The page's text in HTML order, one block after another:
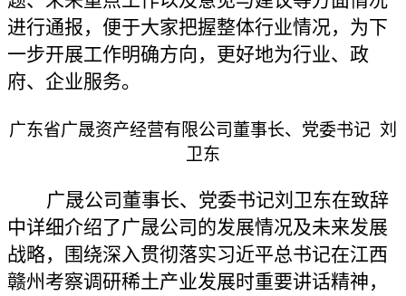
进行通报，便于大家把握整体行业情况，为下
一步开展工作明确方向，更好地为行业、政
府、企业服务。
广东省广晟资产经营有限公司董事长、党委书记 刘
卫东
广晟公司董事长、党委书记刘卫东在致辞
中详细介绍了广晟公司的发展情况及未来发展
战略，围绕深入贯彻落实习近平总书记在江西
赣州考察调研稀土产业发展时重要讲话精神，